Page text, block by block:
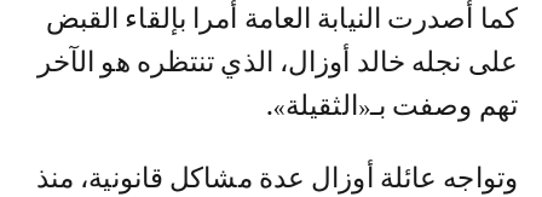
كما أصدرت النيابة العامة أمرا بإلقاء القبض
على نجله خالد أوزال، الذي تنتظره هو الآخر
تهم وصفت بـ«الثقيلة».
وتواجه عائلة أوزال عدة مشاكل قانونية، منذ